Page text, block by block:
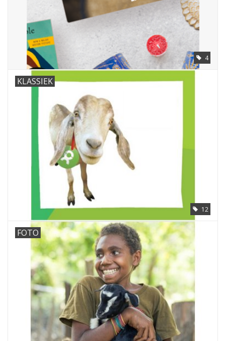
4
KLASSIEK
12
FOTO